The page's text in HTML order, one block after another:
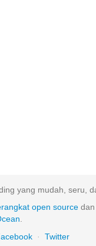
yang mudah, seru,
open source
· Twitter